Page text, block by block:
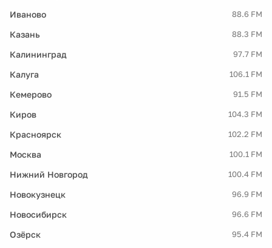
Иваново 88.6 FM
Казань 88.3 FM
Калининград 97.7 FM
Калуга 106.1 FM
Кемерово 91.5 FM
Киров 104.3 FM
Красноярск 102.2 FM
Москва 100.1 FM
Нижний Новгород 100.4 FM
Новокузнецк 96.9 FM
Новосибирск 96.6 FM
Озёрск 95.4 FM